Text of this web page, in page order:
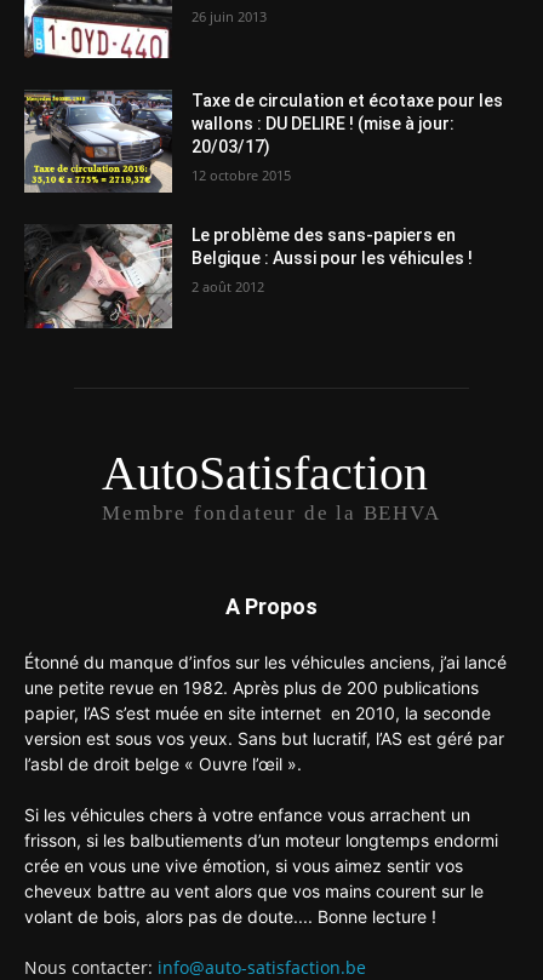
26 juin 2013
Taxe de circulation et écotaxe pour les
wallons : DU DELIRE ! (mise à jour:
20/03/17)
12 octobre 2015
Le problème des sans-papiers en
Belgique : Aussi pour les véhicules !
2 août 2012
AutoSatisfaction
Membre fondateur de la BEHVA
A Propos
Étonné du manque d’infos sur les véhicules anciens, j’ai lancé
une petite revue en 1982. Après plus de 200 publications
papier, l’AS s’est muée en site internet en 2010, la seconde
version est sous vos yeux. Sans but lucratif, l’AS est géré par
l’asbl de droit belge « Ouvre l’œil ».
Si les véhicules chers à votre enfance vous arrachent un
frisson, si les balbutiements d’un moteur longtemps endormi
crée en vous une vive émotion, si vous aimez sentir vos
cheveux battre au vent alors que vos mains courent sur le
volant de bois, alors pas de doute.... Bonne lecture !
Nous contacter: info@auto-satisfaction.be